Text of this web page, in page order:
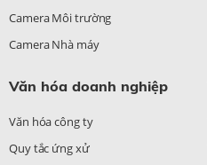
Camera Môi trường
Camera Nhà máy
Văn hóa doanh nghiệp
Văn hóa công ty
Quy tắc ứng xử